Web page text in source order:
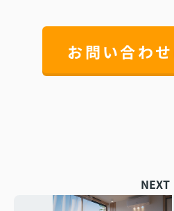
お問い合わ
NEXT